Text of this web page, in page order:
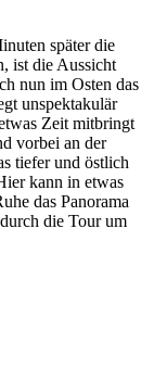
später die
ist die Aussicht
nun im Osten das
unspektakulär
Zeit mitbringt
vorbei an der
tiefer und östlich
kann in etwas
das Panorama
die Tour um